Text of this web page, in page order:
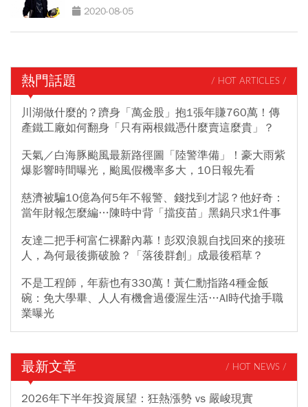
2020-08-05
熱門話題 / HOT ARTICLES /
川湖做什麼的？躋身「萬金股」抱1張年賺760萬！傳
產鐵工廠如何翻身「只有兩根鐵憑什麼賣這麼貴」？
天氣／白海豚颱風最新路徑圖「陸警準備」！豪大雨紫
爆影響時間曝光，颱風假機率多大，10日報先看
慈濟被騙10億為何5年不報警、錢找到才認？他好奇：
當年財報怎麼編…陳時中背「擋疫苗」黑鍋只求1件事
友達二把手柯富仁裸辭內幕！彭双浪親自找回來的接班
人，為何最後撕破臉？「落後群創」成最後稻草？
不是工程師，年薪也有330萬！黃仁勳指路4種金飯
碗：免大學畢、人人有機會過優渥生活…AI時代搶手職
業曝光
最新文章 / HOT NEWS /
2026年下半年投資展望：狂熱漲勢 vs 嚴峻現實